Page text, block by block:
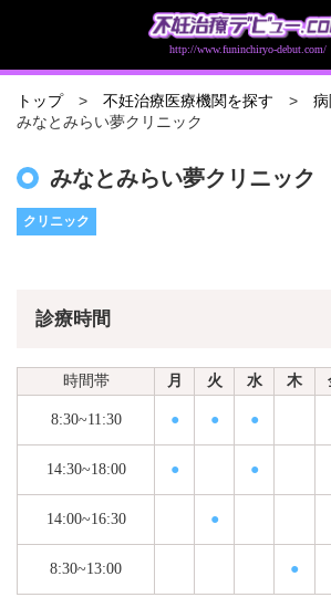
http://www.funinchiryo-debut.com/
トップ 不妊治療医療機関を探す
みなとみらい夢クリニック
みなとみらい夢クリニック
クリニック
診療時間
時間帯 月 火 水 木
8:30~11:30 ● ● ●
14:30~18:00 ● ●
14:00~16:30 ●
8:30~13:00 ●